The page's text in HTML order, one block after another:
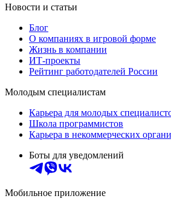
Новости и статьи
Блог
О компаниях в игровой форме
Жизнь в компании
ИТ-проекты
Рейтинг работодателей России
Молодым специалистам
Карьера для молодых
Школа программистов
Карьера в некоммерческих
Боты для уведомлений
Мобильное приложение